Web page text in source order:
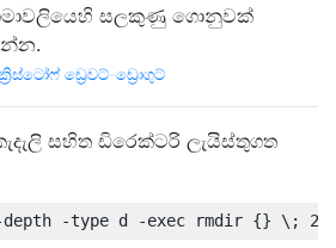
සලකුණු ගොනුවක්
ඩ්‍රෙවට්-ඩ්‍රොගුට්
සහිත ඩිරෙක්ටරි ලැයිස්තුගත